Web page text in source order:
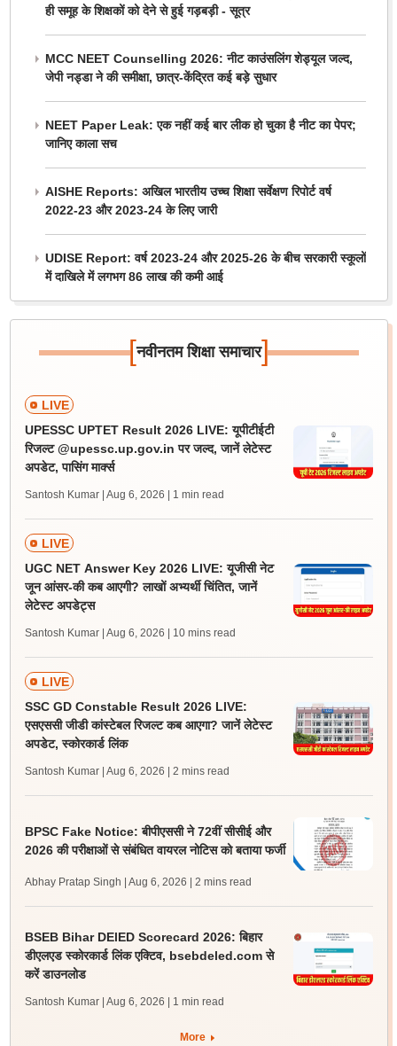
ही समूह के शिक्षकों को देने से हुई गड़बड़ी - सूत्र
MCC NEET Counselling 2026: नीट काउंसलिंग शेड्यूल जल्द,
जेपी नड्डा ने की समीक्षा, छात्र-केंद्रित कई बड़े सुधार
NEET Paper Leak: एक नहीं कई बार लीक हो चुका है नीट का पेपर;
जानिए काला सच
AISHE Reports: अखिल भारतीय उच्च शिक्षा सर्वेक्षण रिपोर्ट वर्ष
2022-23 और 2023-24 के लिए जारी
UDISE Report: वर्ष 2023-24 और 2025-26 के बीच सरकारी स्कूलों
में दाखिले में लगभग 86 लाख की कमी आई
[नवीनतम शिक्षा समाचार]
LIVE
UPESSC UPTET Result 2026 LIVE: यूपीटीईटी
रिजल्ट @upessc.up.gov.in पर जल्द, जानें लेटेस्ट
अपडेट, पासिंग मार्क्स
Santosh Kumar | Aug 6, 2026 | 1 min read
LIVE
UGC NET Answer Key 2026 LIVE: यूजीसी नेट
जून आंसर-की कब आएगी? लाखों अभ्यर्थी चिंतित, जानें
लेटेस्ट अपडेट्स
Santosh Kumar | Aug 6, 2026 | 10 mins read
LIVE
SSC GD Constable Result 2026 LIVE:
एसएससी जीडी कांस्टेबल रिजल्ट कब आएगा? जानें लेटेस्ट
अपडेट, स्कोरकार्ड लिंक
Santosh Kumar | Aug 6, 2026 | 2 mins read
BPSC Fake Notice: बीपीएससी ने 72वीं सीसीई और
2026 की परीक्षाओं से संबंधित वायरल नोटिस को बताया फर्जी
Abhay Pratap Singh | Aug 6, 2026 | 2 mins read
BSEB Bihar DElED Scorecard 2026: बिहार
डीएलएड स्कोरकार्ड लिंक एक्टिव, bsebdeled.com से
करें डाउनलोड
Santosh Kumar | Aug 6, 2026 | 1 min read
More